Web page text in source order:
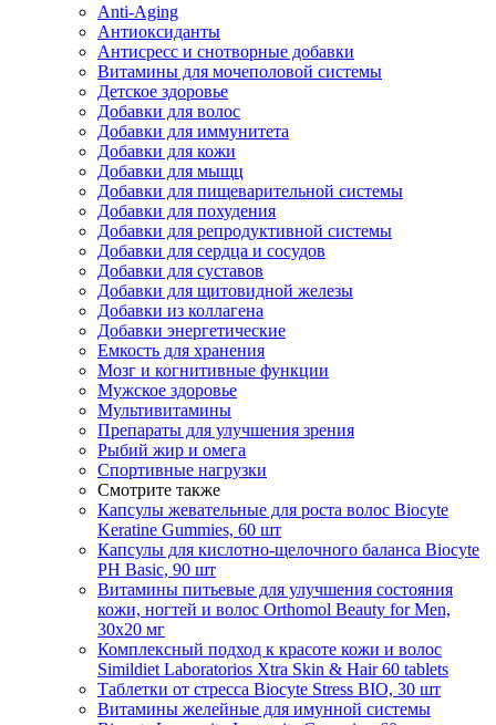
Anti-Aging
Антиоксиданты
Антисресс и снотворные добавки
Витамины для мочеполовой системы
Детское здоровье
Добавки для волос
Добавки для иммунитета
Добавки для кожи
Добавки для мыщц
Добавки для пищеварительной системы
Добавки для похудения
Добавки для репродуктивной системы
Добавки для сердца и сосудов
Добавки для суставов
Добавки для щитовидной железы
Добавки из коллагена
Добавки энергетические
Емкость для хранения
Мозг и когнитивные функции
Мужское здоровье
Мультивитамины
Препараты для улучшения зрения
Рыбий жир и омега
Спортивные нагрузки
Смотрите также
Капсулы жевательные для роста волос Biocyte
Keratine Gummies, 60 шт
Капсулы для кислотно-щелочного баланса Biocyte
PH Basic, 90 шт
Витамины питьевые для улучшения состояния
кожи, ногтей и волос Orthomol Beauty for Men,
30х20 мг
Комплексный подход к красоте кожи и волос
Simildiet Laboratorios Xtra Skin & Hair 60 tablets
Таблетки от стресса Biocyte Stress BIO, 30 шт
Витамины желейные для имунной системы